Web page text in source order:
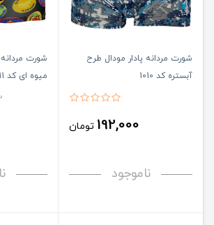
شورت مردانه پادار مودال طرح
آبستره کد 1010
192,000 تومان
ناموجود
شورت مردانه
میوه ای کد 1011
3